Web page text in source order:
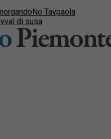
No Tavpaola
val di susa